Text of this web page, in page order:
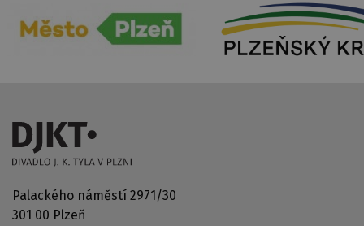
Palackého náměstí 2971/30
301 00 Plzeň